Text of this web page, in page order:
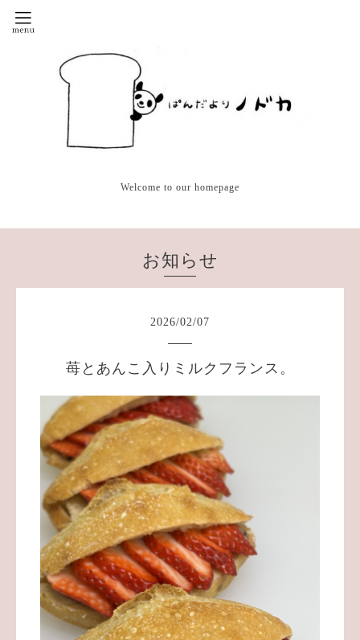
Welcome to our homepage
お知らせ
2026/02/07
苺とあんこ入りミルクフランス。